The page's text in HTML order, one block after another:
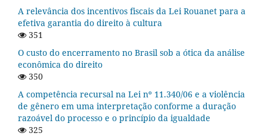
A relevância dos incentivos fiscais da Lei Rouanet para a
efetiva garantia do direito à cultura
351
O custo do encerramento no Brasil sob a ótica da análise
econômica do direito
350
A competência recursal na Lei nº 11.340/06 e a violência
de gênero em uma interpretação conforme a duração
razoável do processo e o princípio da igualdade
325